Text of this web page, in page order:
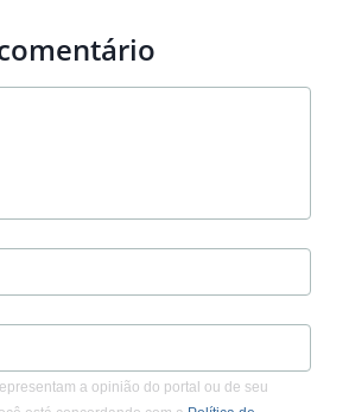
a opinião do portal ou de seu